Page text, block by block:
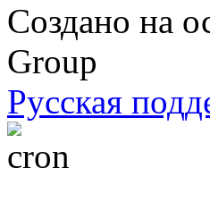
Создано на
Group
Русская